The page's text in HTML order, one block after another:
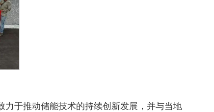
于推动储能技术的持续创新发展，并与当地